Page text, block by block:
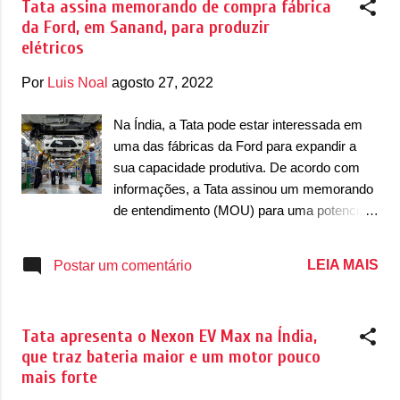
semicondutores, onde analistas acreditam
que o pior já passou. No ano fiscal 2021-
elétricos, aumento de 353% em relação ao
ano-fiscal anterior. “Continuamos trabalhando
em estreita colaboração com nossos clientes
e parceiros do ecossistema para mitigar
riscos e gerenciar incertezas. Assim,
esperamos que o desempenho melhore
progressivamente ao longo do ano, com o
semestre.” , disse Chandrasekaran. Até
Tata assina memorando de compra fábrica
da Ford, em Sanand, para produzir
elétricos
Por Luis Noal agosto 27, 2022
Na Índia, a Tata pode estar interessada em
uma das fábricas da Ford para expandir a
sua capacidade produtiva. De acordo com
informações, a Tata assinou um memorando
de entendimento (MOU) para uma potencial
Figo Sedan e Figo Aspire, as versões
automóveis elétricos na Índia, a compra da
unidade de Sanand seria interessante para a
Postar um comentário LEIA MAIS
Tata apresenta o Nexon EV Max na Índia,
que traz bateria maior e um motor pouco
mais forte